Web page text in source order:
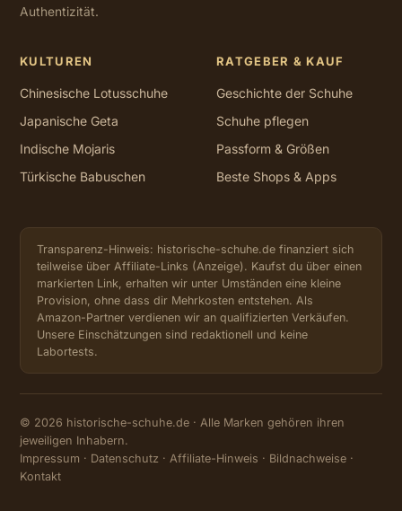
Authentizität.
KULTUREN
Chinesische Lotusschuhe
Japanische Geta
Indische Mojaris
Türkische Babuschen
RATGEBER & KAUF
Geschichte der Schuhe
Schuhe pflegen
Passform & Größen
Beste Shops & Apps
Transparenz-Hinweis: historische-schuhe.de finanziert sich
teilweise über Affiliate-Links (Anzeige). Kaufst du über einen
markierten Link, erhalten wir unter Umständen eine kleine
Provision, ohne dass dir Mehrkosten entstehen. Als
Amazon-Partner verdienen wir an qualifizierten Verkäufen.
Unsere Einschätzungen sind redaktionell und keine
Labortests.
© 2026 historische-schuhe.de · Alle Marken gehören ihren
jeweiligen Inhabern.
Impressum · Datenschutz · Affiliate-Hinweis · Bildnachweise ·
Kontakt